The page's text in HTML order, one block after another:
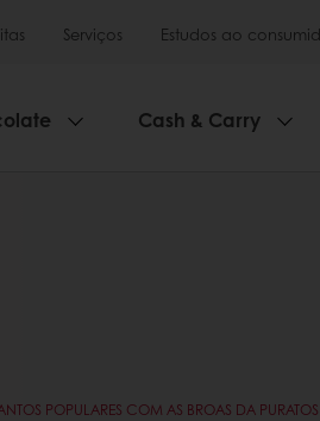
Serviços Estudos ao
Cash & Carry
POPULARES COM AS BROAS DA PURATOS